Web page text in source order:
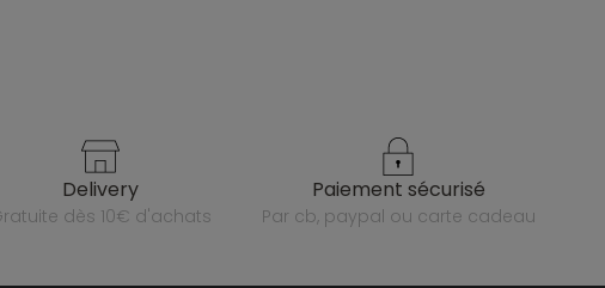
delivery
gratuite dès 10€ d'achats
paiement sécurisé
par cb, paypal ou carte cadeau